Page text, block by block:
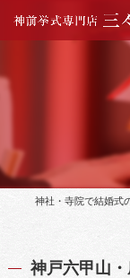
神戸六甲山